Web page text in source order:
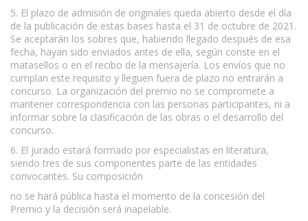
5. El plazo de admisión de originales queda abierto desde el día
de la publicación de estas bases hasta el 31 de octubre de 2021.
Se aceptarán los sobres que, habiendo llegado después de esa
fecha, hayan sido enviados antes de ella, según conste en el
matasellos o en el recibo de la mensajería. Los envíos que no
cumplan este requisito y lleguen fuera de plazo no entrarán a
concurso. La organización del premio no se compromete a
mantener correspondencia con las personas participantes, ni a
informar sobre la clasificación de las obras o el desarrollo del
concurso.
6. El jurado estará formado por especialistas en literatura,
siendo tres de sus componentes parte de las entidades
convocantes. Su composición
no se hará pública hasta el momento de la concesión del
Premio y la decisión será inapelable.